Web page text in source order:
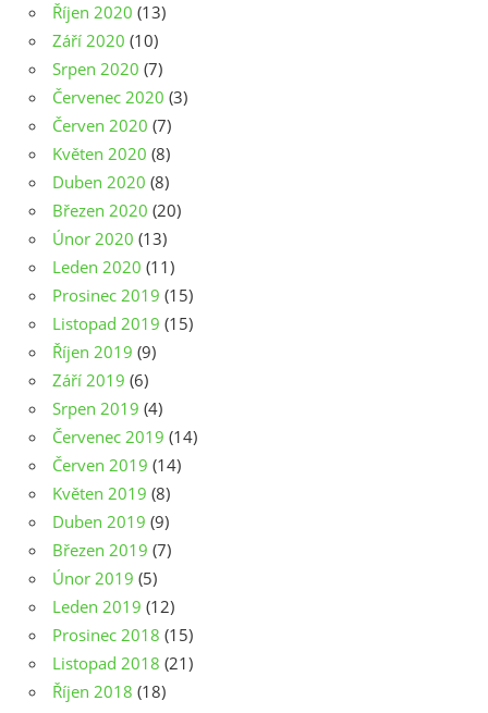
Říjen 2020 (13)
Září 2020 (10)
Srpen 2020 (7)
Červenec 2020 (3)
Červen 2020 (7)
Květen 2020 (8)
Duben 2020 (8)
Březen 2020 (20)
Únor 2020 (13)
Leden 2020 (11)
Prosinec 2019 (15)
Listopad 2019 (15)
Říjen 2019 (9)
Září 2019 (6)
Srpen 2019 (4)
Červenec 2019 (14)
Červen 2019 (14)
Květen 2019 (8)
Duben 2019 (9)
Březen 2019 (7)
Únor 2019 (5)
Leden 2019 (12)
Prosinec 2018 (15)
Listopad 2018 (21)
Říjen 2018 (18)